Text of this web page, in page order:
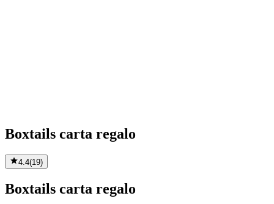
Boxtails carta regalo
4.4(19)
Boxtails carta regalo